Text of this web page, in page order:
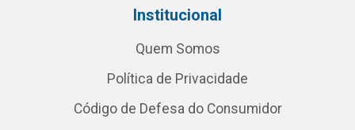
Institucional
Quem Somos
Política de Privacidade
Código de Defesa do Consumidor